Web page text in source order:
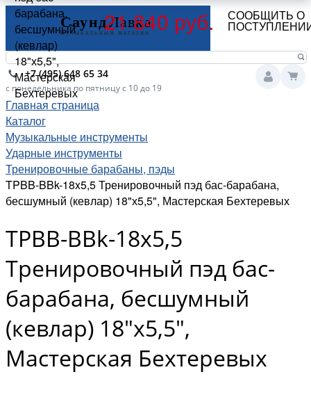
+7 (495) 648 65 34
с понедельника по пятницу с 10 до 19
Главная страница
Каталог
Музыкальные инструменты
Ударные инструменты
Тренировочные барабаны, пэды
TPBB-BBk-18x5,5 Тренировочный пэд бас-барабана,
бесшумный (кевлар) 18"х5,5", Мастерская Бехтеревых
TPBB-BBk-18x5,5
Тренировочный пэд бас-
барабана, бесшумный
(кевлар) 18"х5,5",
Мастерская Бехтеревых
барабана,
бесшумный
(кевлар)
18"х5,5",
Мастерская
Бехтеревых
21 840 руб. СООБЩИТЬ О